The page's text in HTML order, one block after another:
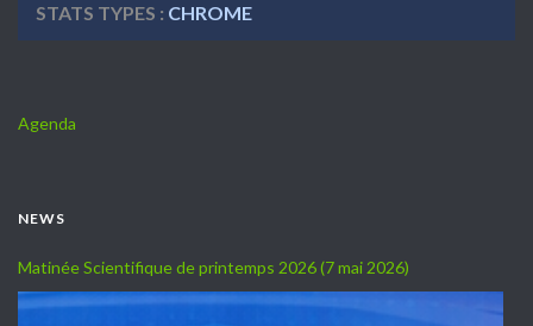
STATS TYPES : CHROME
Agenda
NEWS
Matinée Scientifique de printemps 2026 (7 mai 2026)